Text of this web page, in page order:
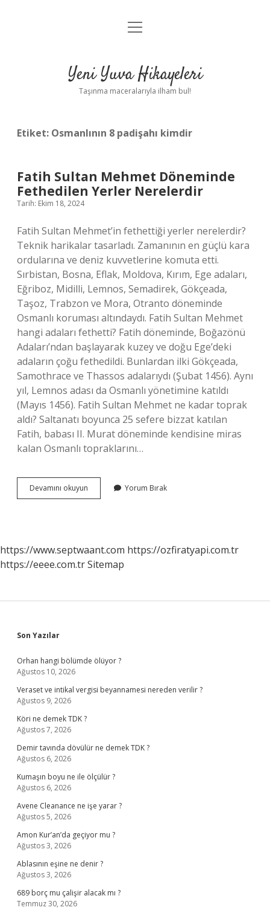
Anasayfa
Yasal Uyarı
menüyü
Yeni Yuva Hikayeleri
Taşınma maceralarıyla ilham bul!
Etiket: Osmanlının 8 padişahı kimdir
Fatih Sultan Mehmet Döneminde
Fethedilen Yerler Nerelerdir
Tarih: Ekim 18, 2024
Fatih Sultan Mehmet’in fethettiği yerler nerelerdir?
Teknik harikalar tasarladı. Zamanının en güçlü kara
ordularına ve deniz kuvvetlerine komuta etti.
Sırbistan, Bosna, Eflak, Moldova, Kırım, Ege adaları,
Eğriboz, Midilli, Lemnos, Semadirek, Gökçeada,
Taşoz, Trabzon ve Mora, Otranto döneminde
Osmanlı koruması altındaydı. Fatih Sultan Mehmet
hangi adaları fethetti? Fatih döneminde, Boğazönü
Adaları’ndan başlayarak kuzey ve doğu Ege’deki
adaların çoğu fethedildi. Bunlardan ilki Gökçeada,
Samothrace ve Thassos adalarıydı (Şubat 1456). Aynı
yıl, Lemnos adası da Osmanlı yönetimine katıldı
(Mayıs 1456). Fatih Sultan Mehmet ne kadar toprak
aldı? Saltanatı boyunca 25 sefere bizzat katılan
Fatih, babası II. Murat döneminde kendisine miras
kalan Osmanlı topraklarını…
Devamını okuyun
Sultan
Nerelerdir
Yorum Bırak
https://www.septwaant.com https://ozfiratyapi.com.tr
https://eeee.com.trSitemap
Sidebar
Son Yazılar
Orhan hangi bölümde ölüyor ?
Ağustos 10, 2026
Veraset ve intikal vergisi beyannamesi nereden verilir ?
Ağustos 9, 2026
Köri ne demek TDK ?
Ağustos 7, 2026
Demir tavında dövülür ne demek TDK ?
Ağustos 6, 2026
Kumaşın boyu ne ile ölçülür ?
Ağustos 6, 2026
Avene Cleanance ne işe yarar ?
Ağustos 5, 2026
Amon Kur’an’da geçiyor mu ?
Ağustos 3, 2026
Ablasının eşine ne denir ?
Ağustos 3, 2026
689 borç mu çalişir alacak mı ?
Temmuz 30, 2026